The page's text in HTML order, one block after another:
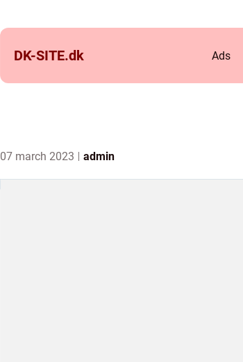
DK-SITE.dk Ads
07 march 2023 admin